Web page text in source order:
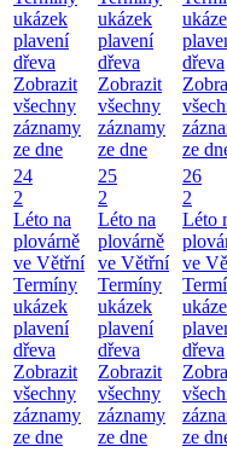
ukázek
plavení
dřeva
Zobrazit
všechny
záznamy
ze dne
ukázek
plavení
dřeva
Zobrazit
všechny
záznamy
ze dne
dřeva
ze
24
2
Léto na
plovárně
ve Větřní
Termíny
ukázek
plavení
dřeva
Zobrazit
všechny
záznamy
ze dne
25
2
Léto na
plovárně
ve Větřní
Termíny
ukázek
plavení
dřeva
Zobrazit
všechny
záznamy
ze dne
26
2
Léto
ve
dřeva
ze